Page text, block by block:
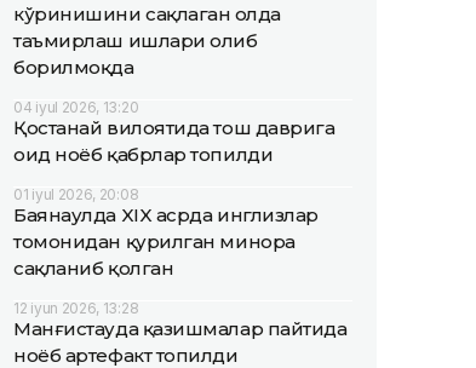
кўринишини сақлаган ҳолда
таъмирлаш ишлари олиб
борилмоқда
04 iyul 2026, 13:20
Қостанай вилоятида тош даврига
оид ноёб қабрлар топилди
01 iyul 2026, 20:08
Баянаулда XIX асрда инглизлар
томонидан қурилган минора
сақланиб қолган
12 iyun 2026, 13:28
Манғистауда қазишмалар пайтида
ноёб артефакт топилди